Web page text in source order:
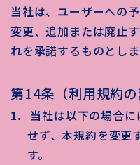
当社は、ユーザーへの
変更、追加または廃止
れを承諾するものとしま
第14条（利用規約の
当社は以下の場合
せず、本規約を変更
す。